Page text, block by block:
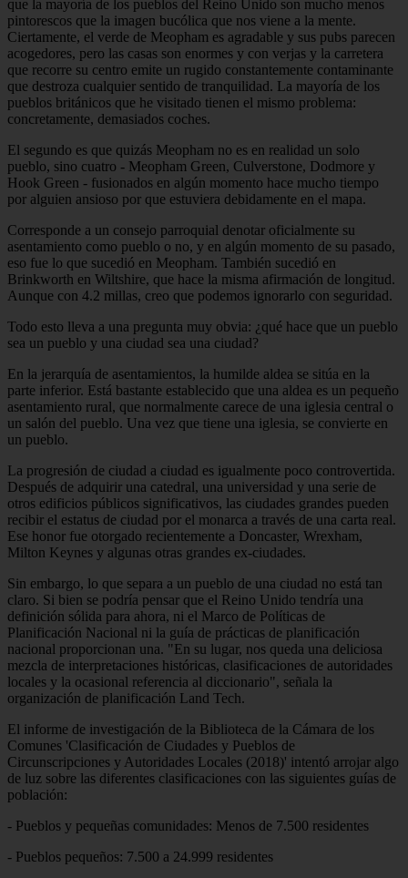
que la mayoría de los pueblos del Reino Unido son mucho menos
pintorescos que la imagen bucólica que nos viene a la mente.
Ciertamente, el verde de Meopham es agradable y sus pubs parecen
acogedores, pero las casas son enormes y con verjas y la carretera
que recorre su centro emite un rugido constantemente contaminante
que destroza cualquier sentido de tranquilidad. La mayoría de los
pueblos británicos que he visitado tienen el mismo problema:
concretamente, demasiados coches.
El segundo es que quizás Meopham no es en realidad un solo
pueblo, sino cuatro - Meopham Green, Culverstone, Dodmore y
Hook Green - fusionados en algún momento hace mucho tiempo
por alguien ansioso por que estuviera debidamente en el mapa.
Corresponde a un consejo parroquial denotar oficialmente su
asentamiento como pueblo o no, y en algún momento de su pasado,
eso fue lo que sucedió en Meopham. También sucedió en
Brinkworth en Wiltshire, que hace la misma afirmación de longitud.
Aunque con 4.2 millas, creo que podemos ignorarlo con seguridad.
Todo esto lleva a una pregunta muy obvia: ¿qué hace que un pueblo
sea un pueblo y una ciudad sea una ciudad?
En la jerarquía de asentamientos, la humilde aldea se sitúa en la
parte inferior. Está bastante establecido que una aldea es un pequeño
asentamiento rural, que normalmente carece de una iglesia central o
un salón del pueblo. Una vez que tiene una iglesia, se convierte en
un pueblo.
La progresión de ciudad a ciudad es igualmente poco controvertida.
Después de adquirir una catedral, una universidad y una serie de
otros edificios públicos significativos, las ciudades grandes pueden
recibir el estatus de ciudad por el monarca a través de una carta real.
Ese honor fue otorgado recientemente a Doncaster, Wrexham,
Milton Keynes y algunas otras grandes ex-ciudades.
Sin embargo, lo que separa a un pueblo de una ciudad no está tan
claro. Si bien se podría pensar que el Reino Unido tendría una
definición sólida para ahora, ni el Marco de Políticas de
Planificación Nacional ni la guía de prácticas de planificación
nacional proporcionan una. "En su lugar, nos queda una deliciosa
mezcla de interpretaciones históricas, clasificaciones de autoridades
locales y la ocasional referencia al diccionario", señala la
organización de planificación Land Tech.
El informe de investigación de la Biblioteca de la Cámara de los
Comunes 'Clasificación de Ciudades y Pueblos de
Circunscripciones y Autoridades Locales (2018)' intentó arrojar algo
de luz sobre las diferentes clasificaciones con las siguientes guías de
población:
- Pueblos y pequeñas comunidades: Menos de 7.500 residentes
- Pueblos pequeños: 7.500 a 24.999 residentes